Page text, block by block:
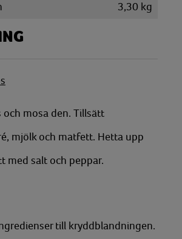
3,30 kg
och mosa den. Tillsätt
mjölk och matfett. Hetta upp
med salt och peppar.
till kryddblandningen.